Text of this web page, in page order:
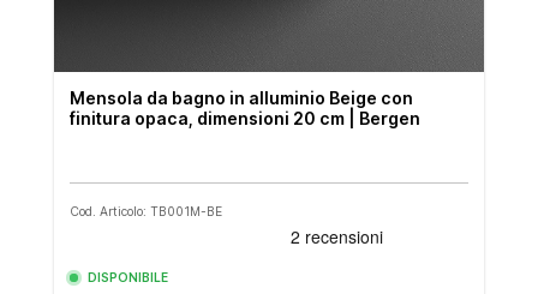
Mensola da bagno in alluminio Beige con
finitura opaca, dimensioni 20 cm | Bergen
Cod. Articolo: TB001M-BE
DISPONIBILE